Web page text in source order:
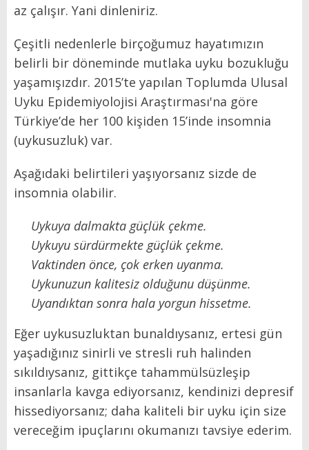
az çalışır. Yani dinleniriz.
Çeşitli nedenlerle birçoğumuz hayatımızın
belirli bir döneminde mutlaka uyku bozukluğu
yaşamışızdır. 2015’te yapılan Toplumda Ulusal
Uyku Epidemiyolojisi Araştırması'na göre
Türkiye’de her 100 kişiden 15’inde insomnia
(uykusuzluk) var.
Aşağıdaki belirtileri yaşıyorsanız sizde de
insomnia olabilir.
Uykuya dalmakta güçlük çekme.
Uykuyu sürdürmekte güçlük çekme.
Vaktinden önce, çok erken uyanma.
Uykunuzun kalitesiz olduğunu düşünme.
Uyandıktan sonra hala yorgun hissetme.
Eğer uykusuzluktan bunaldıysanız, ertesi gün
yaşadığınız sinirli ve stresli ruh halinden
sıkıldıysanız, gittikçe tahammülsüzleşip
insanlarla kavga ediyorsanız, kendinizi depresif
hissediyorsanız; daha kaliteli bir uyku için size
vereceğim ipuçlarını okumanızı tavsiye ederim.